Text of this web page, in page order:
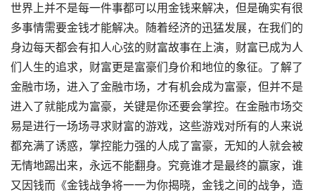
世界上并不是每一件事都可以用金钱来解决，但是确实有很
多事情需要金钱才能解决。随着经济的迅猛发展，在我们的
身边每天都会有扣人心弦的财富故事在上演，财富已成为人
们人生的追求，财富更是富豪们身价和地位的象征。了解了
金融市场，进入了金融市场，才有机会成为富豪，但并不是
进入了就能成为富豪，关键是你还要会掌控。在金融市场交
易是进行一场场寻求财富的游戏，这些游戏对所有的人来说
都充满了诱惑，掌控能力强的人成了富豪，无知的人就会被
无情地踢出来，永远不能翻身。究竟谁才是最终的赢家，谁
又因钱而《金钱战争将一一为你揭晓，金钱之间的战争，造